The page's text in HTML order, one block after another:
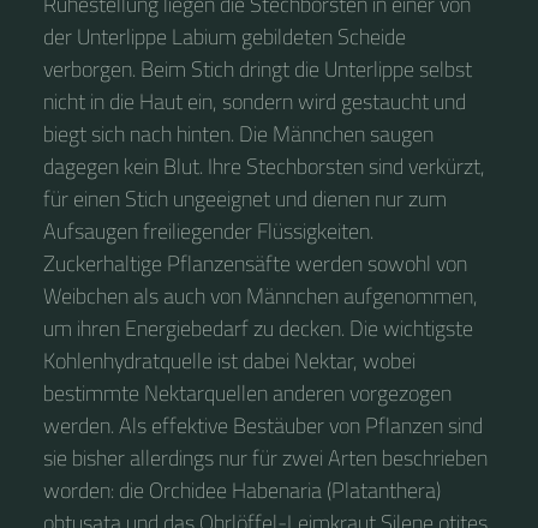
der Unterlippe Labium gebildeten Scheide
verborgen. Beim Stich dringt die Unterlippe selbst
nicht in die Haut ein, sondern wird gestaucht und
biegt sich nach hinten. Die Männchen saugen
dagegen kein Blut. Ihre Stechborsten sind verkürzt,
für einen Stich ungeeignet und dienen nur zum
Aufsaugen freiliegender Flüssigkeiten.
Zuckerhaltige Pflanzensäfte werden sowohl von
Weibchen als auch von Männchen aufgenommen,
um ihren Energiebedarf zu decken. Die wichtigste
Kohlenhydratquelle ist dabei Nektar, wobei
bestimmte Nektarquellen anderen vorgezogen
werden. Als effektive Bestäuber von Pflanzen sind
sie bisher allerdings nur für zwei Arten beschrieben
worden: die Orchidee Habenaria (Platanthera)